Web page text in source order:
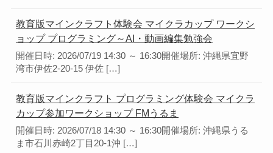
教育版マインクラフト体験会 マイクラカップ ワークシ
ョップ プログラミング～AI・動画編集勉強会
開催日時: 2026/07/19 14:30 ～ 16:30開催場所: 沖縄県宜野
湾市伊佐2-20-15 伊佐 […]
教育版マインクラフト プログラミング体験会 マイクラ
カップ参加ワークショップ FMうるま
開催日時: 2026/07/18 14:30 ～ 16:30開催場所: 沖縄県うる
ま市石川赤崎2丁目20-1沖 […]